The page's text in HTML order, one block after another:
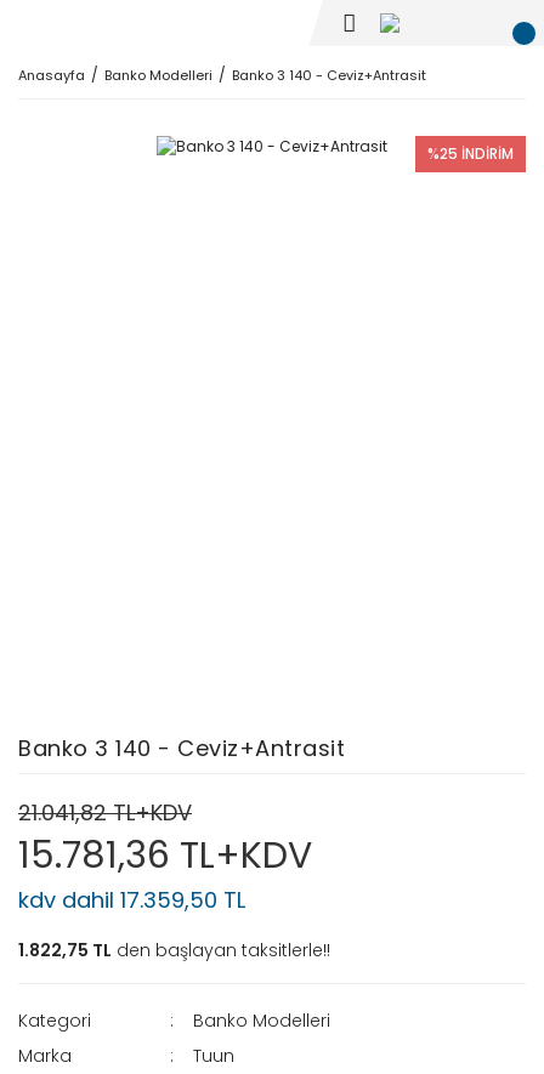
Anasayfa Banko Modelleri Banko 3 140 - Ceviz+Antrasit
%25 İNDİRİM
Banko 3 140 - Ceviz+Antrasit
21.041,82 TL+KDV
15.781,36 TL+KDV
kdv dahil 17.359,50 TL
1.822,75 TL den başlayan taksitlerle!!
Kategori
Banko Modelleri
Marka
Tuun